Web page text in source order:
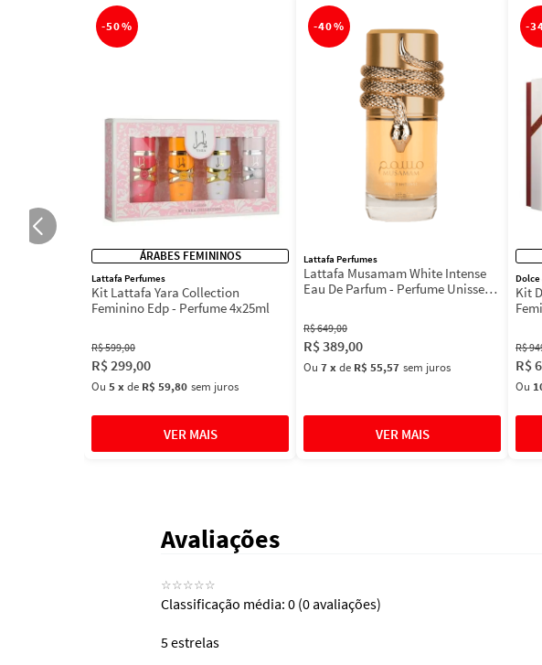
-50%
ÁRABES FEMININOS
Lattafa Perfumes
Kit Lattafa Yara Collection
Feminino Edp - Perfume 4x25ml
R$599,00
R$299,00
Ou 5xde R$ 59,80 sem juros
-40%
Lattafa Perfumes
Lattafa Musamam White Intense
Eau De Parfum - Perfume Unissex
R$649,00
R$389,00
Ou 7xde R$ 55,57 sem juros
-
Dolce
Kit
R$
R$
Ou
Avaliações
☆☆☆☆☆
Classificação média: 0 (0 avaliações)
5 estrelas